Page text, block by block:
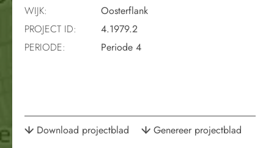
WIJK:
Oosterflank
PROJECT ID:
4.1979.2
PERIODE:
Periode 4
Download projectblad Genereer projectblad